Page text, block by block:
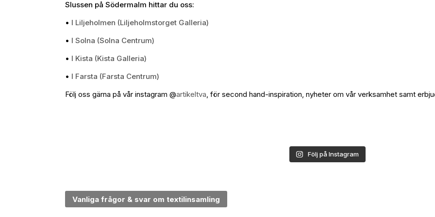
Slussen på Södermalm hittar du oss:
• I Liljeholmen (Liljeholmstorget Galleria)
• I Solna (Solna Centrum)
• I Kista (Kista Galleria)
• I Farsta (Farsta Centrum)
Följ oss gärna på vår instagram @artikeltva, för second hand-inspiration, nyheter om vår verksamhet samt
Följ på Instagram
Vanliga frågor & svar om textilinsamling